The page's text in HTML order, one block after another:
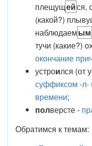
плещущейся,
(какой?)
наблюдаемым
тучи (какие?)
окончание
устроился (от
суффиксом -л-
времени;
полверсте -
Обратимся к темам: